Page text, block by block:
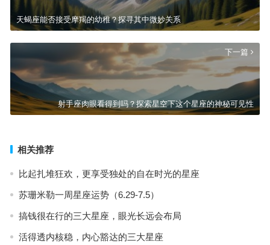
天蝎座能否接受摩羯的幼稚？探寻其中微妙关系
下一篇
射手座肉眼看得到吗？探索星空下这个星座的神秘可见性
相关推荐
比起扎堆狂欢，更享受独处的自在时光的星座
苏珊米勒一周星座运势（6.29-7.5）
搞钱很在行的三大星座，眼光长远会布局
活得透内核稳，内心豁达的三大星座